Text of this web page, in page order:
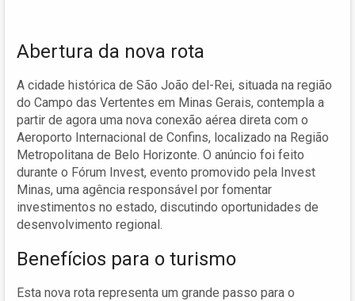
Abertura da nova rota
A cidade histórica de São João del-Rei, situada na região
do Campo das Vertentes em Minas Gerais, contempla a
partir de agora uma nova conexão aérea direta com o
Aeroporto Internacional de Confins, localizado na Região
Metropolitana de Belo Horizonte. O anúncio foi feito
durante o Fórum Invest, evento promovido pela Invest
Minas, uma agência responsável por fomentar
investimentos no estado, discutindo oportunidades de
desenvolvimento regional.
Benefícios para o turismo
Esta nova rota representa um grande passo para o